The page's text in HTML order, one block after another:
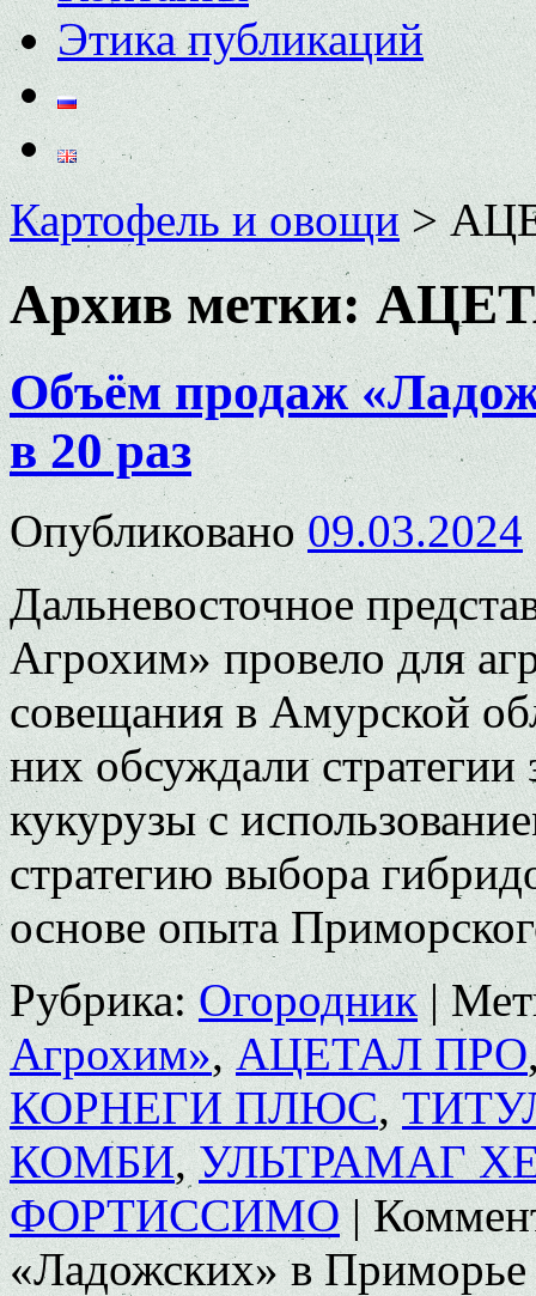
Этика публикаций
Картофель и овощи>
Архив метки:
Объём продаж
в 20 раз
Опубликовано 09.03.2024
Дальневосточное
Агрохим» провело для
совещания в Амурской
них обсуждали
кукурузы с
стратегию выбора
основе опыта
Рубрика: Огородник |
Агрохим»,АЦЕТАЛ ПРО
КОРНЕГИ ПЛЮС,
КОМБИ,УЛЬТРАМАГ
ФОРТИССИМО |
«Ладожских» в Приморье